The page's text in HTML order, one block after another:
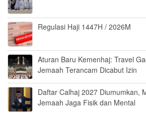
Regulasi Haji 1447H / 2026M
Aturan Baru Kemenhaj: Travel
Jemaah Terancam Dicabut Izin
Daftar Calhaj 2027 Diumumkan,
Jemaah Jaga Fisik dan Mental